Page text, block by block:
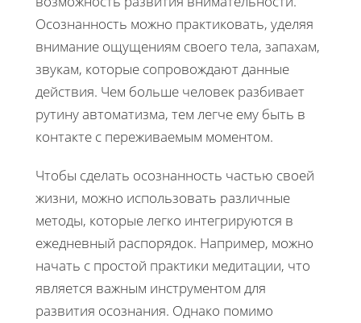
Осознанность можно практиковать, уделяя
внимание ощущениям своего тела, запахам,
звукам, которые сопровождают данные
действия. Чем больше человек разбивает
рутину автоматизма, тем легче ему быть в
контакте с переживаемым моментом.
Чтобы сделать осознанность частью своей
жизни, можно использовать различные
методы, которые легко интегрируются в
ежедневный распорядок. Например, можно
начать с простой практики медитации, что
является важным инструментом для
развития осознания. Однако помимо